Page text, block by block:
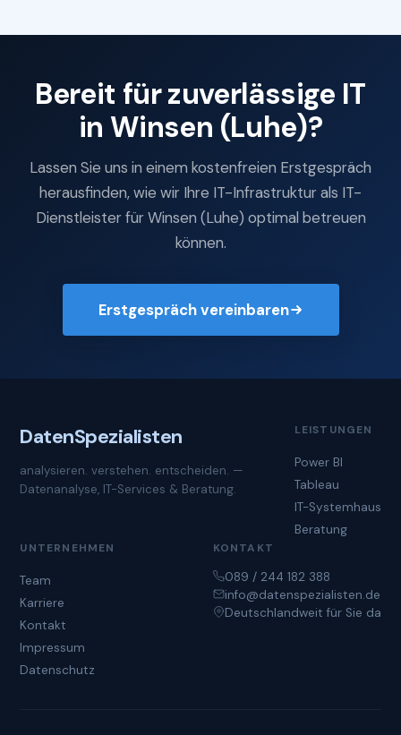
Bereit für zuverlässige IT
in Winsen (Luhe)?
Lassen Sie uns in einem kostenfreien Erstgespräch
herausfinden, wie wir Ihre IT-Infrastruktur als IT-
Dienstleister für Winsen (Luhe) optimal betreuen
können.
Erstgespräch vereinbaren
DatenSpezialisten
analysieren. verstehen. entscheiden. —
Datenanalyse, IT-Services & Beratung.
LEISTUNGEN
Power BI
Tableau
IT-Systemhaus
Beratung
UNTERNEHMEN
Team
Karriere
Kontakt
Impressum
Datenschutz
KONTAKT
089 / 244 182 388
info@datenspezialisten.de
Deutschlandweit für Sie da